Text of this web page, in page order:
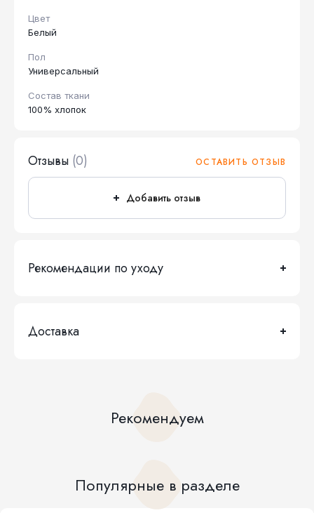
Цвет
Белый
Пол
Универсальный
Состав ткани
100% хлопок
Отзывы (0) ОСТАВИТЬ ОТЗЫВ
Добавить отзыв
Рекомендации по уходу
Доставка
Рекомендуем
Популярные в разделе